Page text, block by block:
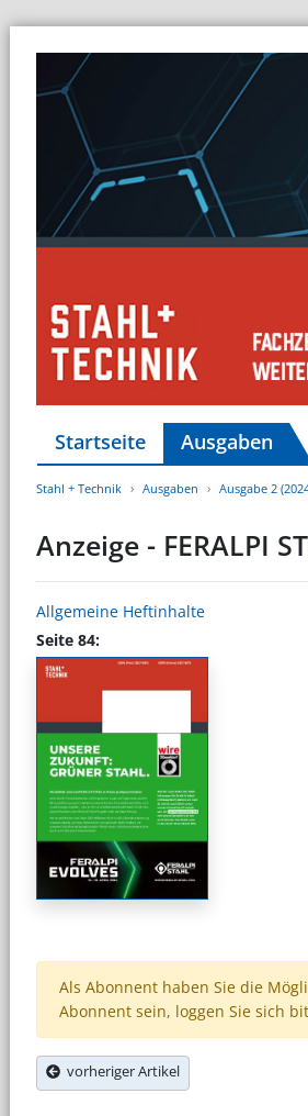
Startseite Ausgaben
Stahl + Technik Ausgaben Ausgabe 2
Anzeige - FERALPI
Allgemeine Heftinhalte
Seite 84:
Als Abonnent haben Sie die
Abonnent sein, loggen Sie sich
vorheriger Artikel